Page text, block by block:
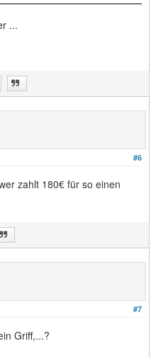
...
#6
zahlt 180€ für so einen
#7
Griff,...?